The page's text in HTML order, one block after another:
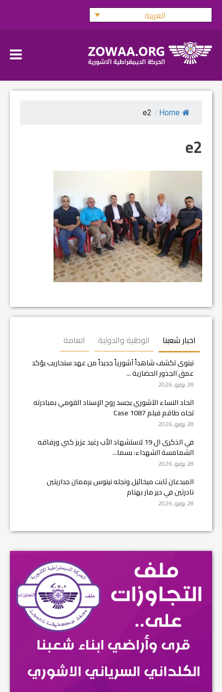
Skip
العربية
Home
/
e2
e2
اخبار شعبنا الوطنية والدولية العامة
نينوى تكشف شاهداً آشورياً جديداً من عهد سنحاريب يؤكد
عمق الجذور الحضارية ...
28 يونيو, 2026
اتحاد النساء الآشوري يجسد روح الإسناد القومي بمبادرته
تجاه طاقم فيلم Case 1087
28 يونيو, 2026
في الذكرى ال 19 لاستشهاد الأب رغيد عزيز كني ورفاقه
الشمامسة الشهداء: بسما...
28 يونيو, 2026
المبدعان ثابت ميخائيل ونجله نينوس يرممان جداريتين
نادرتين في دير مار بهنام
28 يونيو, 2026